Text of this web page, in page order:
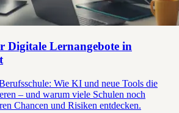
Digitale Lernangebote in
Wie KI und neue Tools die
– und warum viele Schulen noch
Chancen und Risiken entdecken.